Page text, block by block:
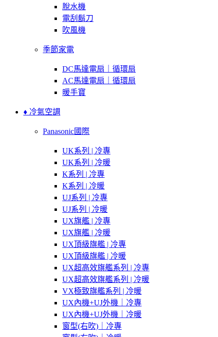
脫水機
電刮鬍刀
吹風機
季節家電
DC馬達電扇｜循環扇
AC馬達電扇｜循環扇
暖手寶
♦ 冷氣空調
Panasonic國際
UK系列 | 冷專
UK系列 | 冷暖
K系列 | 冷專
K系列 | 冷暖
UJ系列 | 冷專
UJ系列 | 冷暖
UX旗艦 | 冷專
UX旗艦 | 冷暖
UX頂級旗艦 | 冷專
UX頂級旗艦 | 冷暖
UX超高效旗艦系列 | 冷專
UX超高效旗艦系列 | 冷暖
VX極致旗艦系列 | 冷暖
UX內機+UJ外機｜冷專
UX內機+UJ外機｜冷暖
窗型(右吹)｜冷專